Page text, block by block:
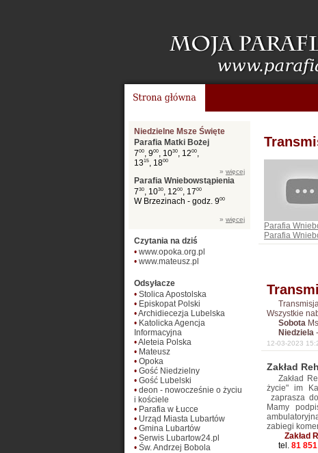
Niedzielne Msze Święte
Parafia Matki Bożej
700, 900, 1030, 1200,
1315, 1800
» więcej
Parafia Wniebowstąpienia
730, 1030, 1200, 1700
W Brzezinach - godz. 900
» więcej
Czytania na dziś
• www.opoka.org.pl
• www.mateusz.pl
Odsyłacze
• Stolica Apostolska
• Episkopat Polski
•Archidiecezja Lubelska
• Katolicka Agencja
Informacyjna
•Aleteia Polska
• Mateusz
• Opoka
• Gość Niedzielny
• Gość Lubelski
• deon - nowocześnie o życiu
i kościele
• Parafia w Łucce
• Urząd Miasta Lubartów
• Gmina Lubartów
• Serwis Lubartow24.pl
• Św. Andrzej Bobola
Parafia
Parafia
Wszystkie
Sobota
Niedziela
12-03-2023
Zakład
Zakład
życie" im
zaprasza
Mamy
zabiegi
Zakład
tel. 81